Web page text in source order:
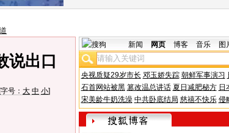
说出口
号： 大 中 小]
新闻 网页 博客 音乐 图
央视质疑29岁市长 邓玉娇失踪 朝鲜军事演习
石首网站被黑 篡改温总讲话 夏日减肥秘方 日
宋美龄牛奶洗澡 中共卧底结局 慈禧不快乐 侵